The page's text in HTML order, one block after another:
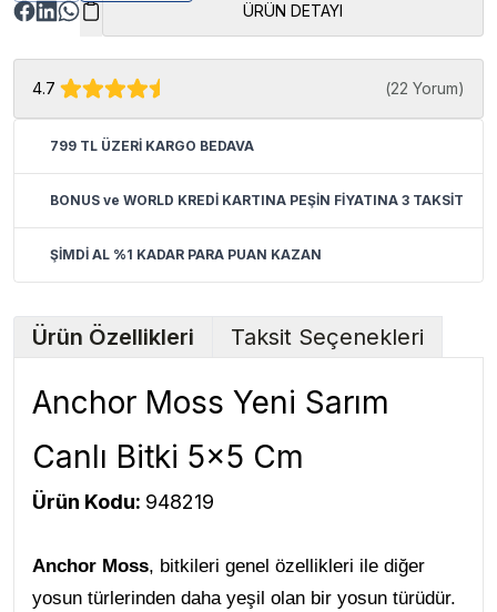
ÜRÜN DETAYI
4.7 (22 Yorum)
799 TL ÜZERİ KARGO BEDAVA
BONUS ve WORLD KREDİ KARTINA PEŞİN FİYATINA 3 TAKSİT
ŞİMDİ AL %1 KADAR PARA PUAN KAZAN
Ürün Özellikleri Taksit Seçenekleri
Anchor Moss Yeni Sarım
Canlı Bitki 5x5 Cm
Ürün Kodu: 948219
Anchor Moss, bitkileri genel özellikleri ile diğer
yosun türlerinden daha yeşil olan bir yosun türüdür.